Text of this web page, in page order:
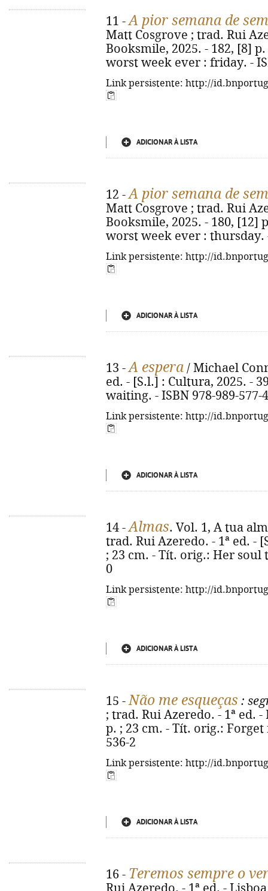
11 -A pior semana de
Matt Cosgrove ; trad. Rui
Booksmile, 2025. - 182, [8]
worst week ever : friday. -
Link persistente: http://
ADICIONAR À LISTA
12 -A pior semana de
Matt Cosgrove ; trad. Rui
Booksmile, 2025. - 180, [12]
worst week ever : thursday.
Link persistente: http://
ADICIONAR À LISTA
13 -A espera / Michael
ed. - [S.l.] : Cultura, 2025. -
waiting. - ISBN 978-989-577-
Link persistente: http://
ADICIONAR À LISTA
14 -Almas. Vol. 1, A tua
trad. Rui Azeredo. - 1ª ed. -
; 23 cm. - Tít. orig.: Her soul
0
Link persistente: http://
ADICIONAR À LISTA
15 -Não me esqueças :
; trad. Rui Azeredo. - 1ª ed.
p. ; 23 cm. - Tít. orig.: Forget
536-2
Link persistente: http://
ADICIONAR À LISTA
16 - Teremos sempre o